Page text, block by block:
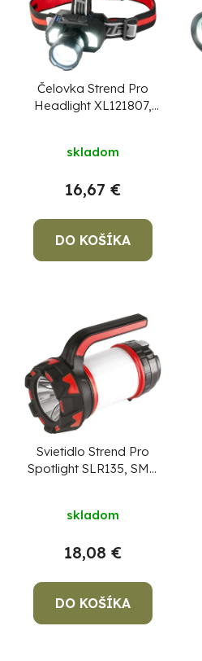
Čelovka Strend Pro
Headlight XL121807,
nabíjanie
skladom
16,67 €
DO KOŠÍKA
Svietidlo Strend Pro
Spotlight SLR135, SMD
kempingové, USB
skladom
18,08 €
DO KOŠÍKA